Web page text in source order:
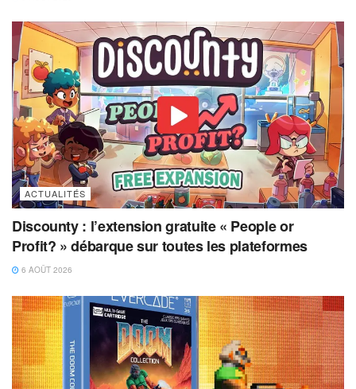
ACTUALITÉS
Discounty : l’extension gratuite « People or
Profit? » débarque sur toutes les plateformes
6 AOÛT 2026